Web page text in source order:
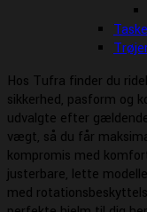
Hos Tufra finder du
sikkerhed, pasform og
udvalgte efter
vægt, så du får
kompromis med
justerbare, lette
med